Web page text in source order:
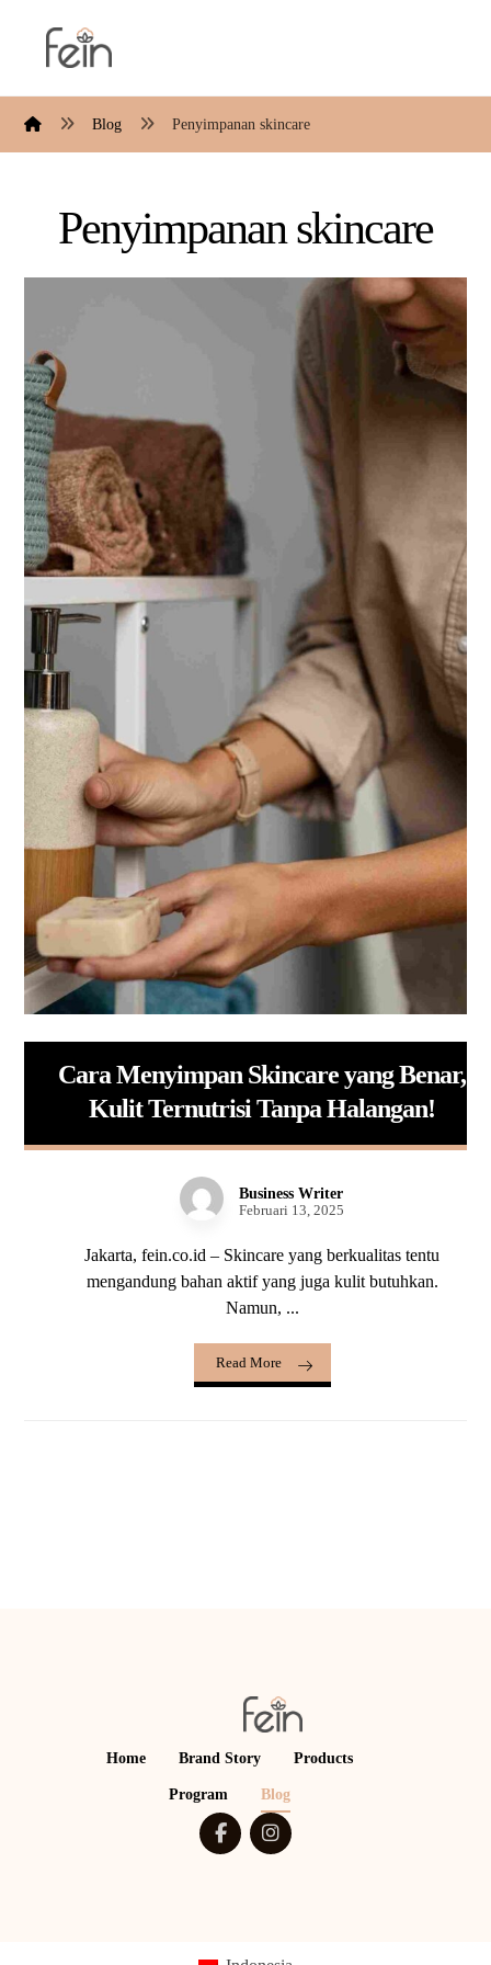
Blog Penyimpanan skincare
Penyimpanan skincare
Cara Menyimpan Skincare yang Benar,
Kulit Ternutrisi Tanpa Halangan!
Business Writer
Februari 13, 2025
Jakarta, fein.co.id – Skincare yang berkualitas tentu
mengandung bahan aktif yang juga kulit butuhkan.
Namun, ...
Read More
Home Brand Story Products
Program Blog